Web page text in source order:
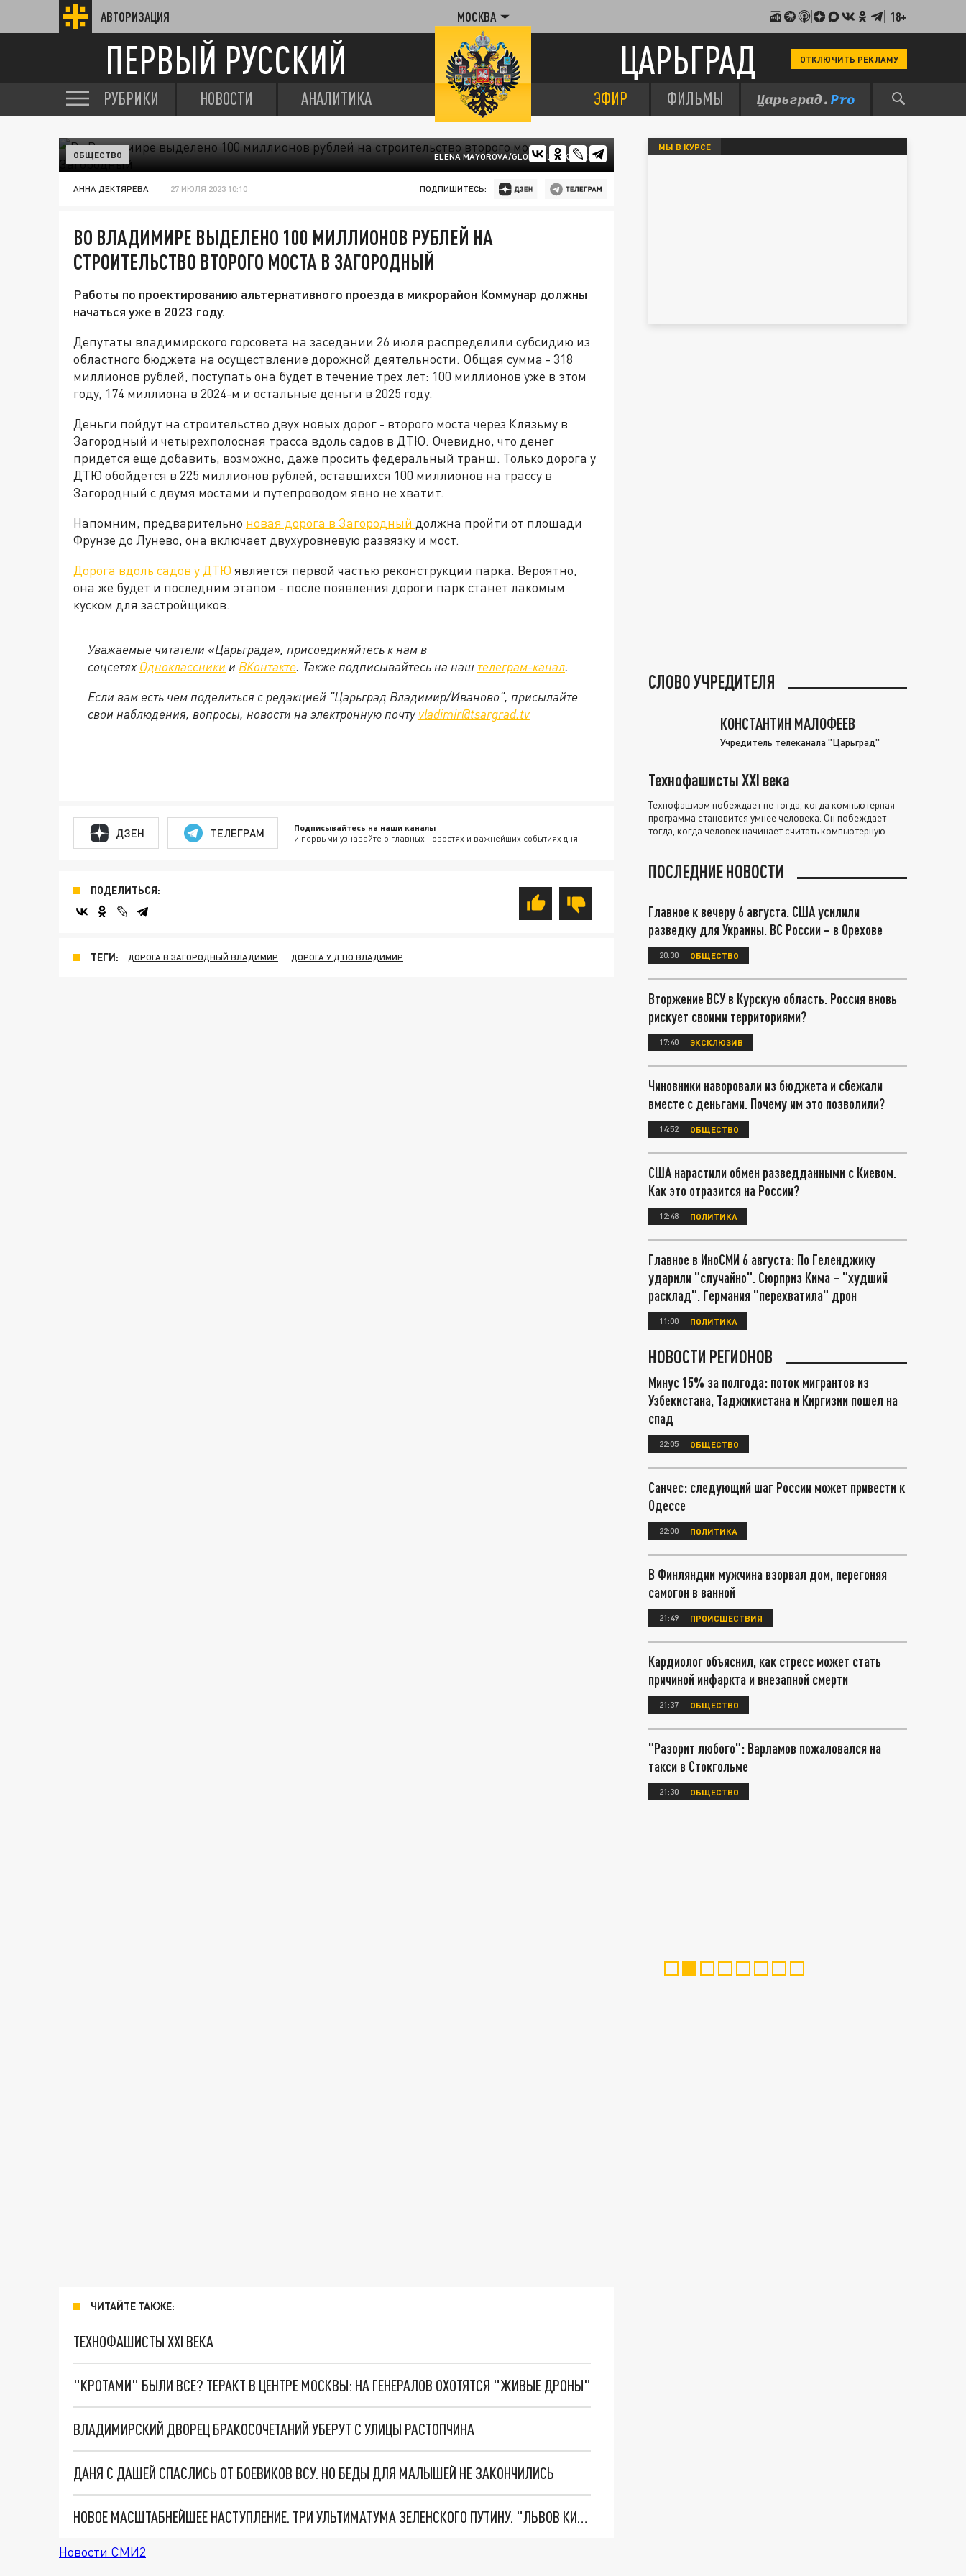
АВТОРИЗАЦИЯ МОСКВА 18+
ПЕРВЫЙ РУССКИЙ ЦАРЬГРАД ОТКЛЮЧИТЬ РЕКЛАМУ
РУБРИКИ НОВОСТИ АНАЛИТИКА ЭФИР ФИЛЬМЫ
ELENA MAYOROVA/GLOBAL LOOK PRESS
ОБЩЕСТВО
АННА ДЕКТЯРЁВА 27 ИЮЛЯ 2023 10:10 ПОДПИШИТЕСЬ:
ВО ВЛАДИМИРЕ ВЫДЕЛЕНО 100 МИЛЛИОНОВ РУБЛЕЙ НА
СТРОИТЕЛЬСТВО ВТОРОГО МОСТА В ЗАГОРОДНЫЙ
Работы по проектированию альтернативного проезда в микрорайон Коммунар должны
начаться уже в 2023 году.
Депутаты владимирского горсовета на заседании 26 июля распределили субсидию из
областного бюджета на осуществление дорожной деятельности. Общая сумма - 318
миллионов рублей, поступать она будет в течение трех лет: 100 миллионов уже в этом
году, 174 миллиона в 2024-м и остальные деньги в 2025 году.
Деньги пойдут на строительство двух новых дорог - второго моста через Клязьму в
Загородный и четырехполосная трасса вдоль садов в ДТЮ. Очевидно, что денег
придется еще добавить, возможно, даже просить федеральный транш. Только дорога у
ДТЮ обойдется в 225 миллионов рублей, оставшихся 100 миллионов на трассу в
Загородный с двумя мостами и путепроводом явно не хватит.
Напомним, предварительно новая дорога в Загородный должна пройти от площади
Фрунзе до Лунево, она включает двухуровневую развязку и мост.
Дорога вдоль садов у ДТЮ является первой частью реконструкции парка. Вероятно,
она же будет и последним этапом - после появления дороги парк станет лакомым
куском для застройщиков.
Уважаемые читатели «Царьграда», присоединяйтесь к нам в
соцсетях Одноклассники и ВКонтакте. Также подписывайтесь на наш телеграм-канал.
Если вам есть чем поделиться с редакцией "Царьград Владимир/Иваново", присылайте
свои наблюдения, вопросы, новости на электронную почту vladimir@tsargrad.tv
ДЗЕН ТЕЛЕГРАМ Подписывайтесь на наши каналы
и первыми узнавайте о главных новостях и важнейших событиях дня.
ПОДЕЛИТЬСЯ:
ТЕГИ: ДОРОГА В ЗАГОРОДНЫЙ ВЛАДИМИР ДОРОГА У ДТЮ ВЛАДИМИР
ЧИТАЙТЕ ТАКЖЕ:
ТЕХНОФАШИСТЫ XXI ВЕКА
"КРОТАМИ" БЫЛИ ВСЕ? ТЕРАКТ В ЦЕНТРЕ МОСКВЫ: НА ГЕНЕРАЛОВ ОХОТЯТСЯ "ЖИВЫЕ ДРОНЫ"
ВЛАДИМИРСКИЙ ДВОРЕЦ БРАКОСОЧЕТАНИЙ УБЕРУТ С УЛИЦЫ РАСТОПЧИНА
ДАНЯ С ДАШЕЙ СПАСЛИСЬ ОТ БОЕВИКОВ ВСУ. НО БЕДЫ ДЛЯ МАЛЫШЕЙ НЕ ЗАКОНЧИЛИСЬ
НОВОЕ МАСШТАБНЕЙШЕЕ НАСТУПЛЕНИЕ. ТРИ УЛЬТИМАТУМА ЗЕЛЕНСКОГО ПУТИНУ. "ЛЬВОВ КИМА" ПОСТАВЯТ НА ПВО? ГЛОБАЛЬНЫЙ ПРОРЫВ ПОД ЗАПОРОЖЬЕМ
Новости СМИ2
МЫ В КУРСЕ
СЛОВО УЧРЕДИТЕЛЯ
КОНСТАНТИН МАЛОФЕЕВ
Учредитель телеканала "Царьград"
Технофашисты XXI века
Технофашизм побеждает не тогда, когда компьютерная
программа становится умнее человека. Он побеждает
тогда, когда человек начинает считать компьютерную
ПОСЛЕДНИЕ НОВОСТИ
Главное к вечеру 6 августа. США усилили
разведку для Украины. ВС России – в Орехове
20:30 ОБЩЕСТВО
Вторжение ВСУ в Курскую область. Россия вновь
рискует своими территориями?
17:40 ЭКСКЛЮЗИВ
Чиновники наворовали из бюджета и сбежали
вместе с деньгами. Почему им это позволили?
14:52 ОБЩЕСТВО
США нарастили обмен разведданными с Киевом.
Как это отразится на России?
12:48 ПОЛИТИКА
Главное в ИноСМИ 6 августа: По Геленджику
ударили "случайно". Сюрприз Кима – "худший
расклад". Германия "перехватила" дрон
11:00 ПОЛИТИКА
НОВОСТИ РЕГИОНОВ
Минус 15% за полгода: поток мигрантов из
Узбекистана, Таджикистана и Киргизии пошел на
спад
22:05 ОБЩЕСТВО
Санчес: следующий шаг России может привести к
Одессе
22:00 ПОЛИТИКА
В Финляндии мужчина взорвал дом, перегоняя
самогон в ванной
21:49 ПРОИСШЕСТВИЯ
Кардиолог объяснил, как стресс может стать
причиной инфаркта и внезапной смерти
21:37 ОБЩЕСТВО
"Разорит любого": Варламов пожаловался на
такси в Стокгольме
21:30 ОБЩЕСТВО